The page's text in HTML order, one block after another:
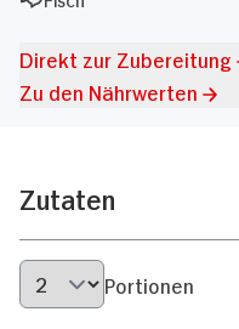
Direkt zur Zubereitung
Zu den Nährwerten
Zutaten
Portionen